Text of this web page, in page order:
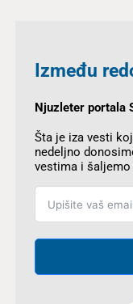
Između
Njuzleter portala
Šta je iza vesti
nedeljno
vestima i